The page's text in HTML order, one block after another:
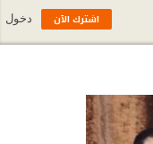
اشترك الآن دخول